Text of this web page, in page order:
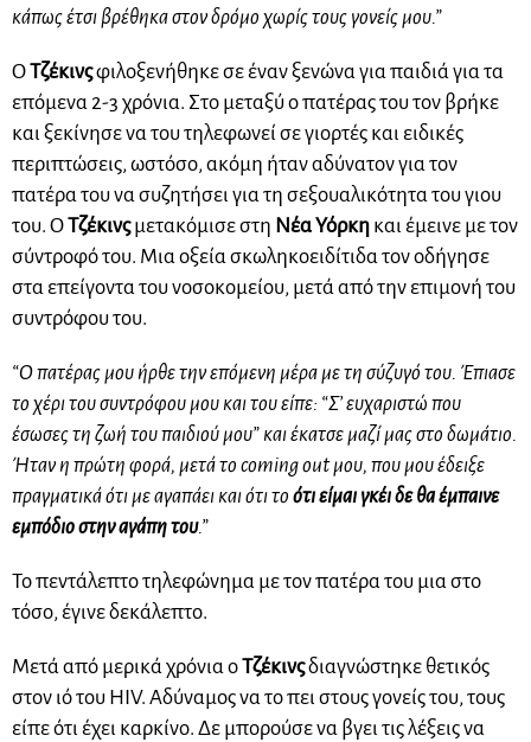
κάπως έτσι βρέθηκα στον δρόμο χωρίς τους γονείς μου.”
ΟΤζέκινςφιλοξενήθηκε σε έναν ξενώνα για παιδιά για τα
επόμενα 2-3 χρόνια. Στο μεταξύ ο πατέρας του τον βρήκε
και ξεκίνησε να του τηλεφωνεί σε γιορτές και ειδικές
περιπτώσεις, ωστόσο, ακόμη ήταν αδύνατον για τον
πατέρα του να συζητήσει για τη σεξουαλικότητα του γιου
του. ΟΤζέκινςμετακόμισε στη Νέα Υόρκη και έμεινε με τον
σύντροφό του. Μια οξεία σκωληκοειδίτιδα τον οδήγησε
στα επείγοντα του νοσοκομείου, μετά από την επιμονή του
συντρόφου του.
“Ο πατέρας μου ήρθε την επόμενη μέρα με τη σύζυγό του. Έπιασε
το χέρι του συντρόφου μου και του είπε: “Σ’ ευχαριστώ που
έσωσες τη ζωή του παιδιού μου” και έκατσε μαζί μας στο δωμάτιο.
Ήταν η πρώτη φορά, μετά το coming out μου, που μου έδειξε
πραγματικά ότι με αγαπάει και ότι το ότι είμαι γκέι δε θα έμπαινε
εμπόδιο στην αγάπη του.”
Το πεντάλεπτο τηλεφώνημα με τον πατέρα του μια στο
τόσο, έγινε δεκάλεπτο.
Μετά από μερικά χρόνια οΤζέκινςδιαγνώστηκε θετικός
στον ιό του HIV. Αδύναμος να το πει στους γονείς του, τους
είπε ότι έχει καρκίνο. Δε μπορούσε να βγει τις λέξεις να